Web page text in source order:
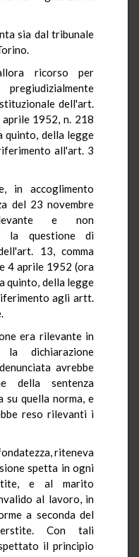
sia dal tribunale
ricorso per
dell'art.
aprile 1952, n. 218
quinto, della legge
all'art. 3
in accoglimento
del 23 novembre
e non
la questione di
13, comma
4 aprile 1952 (ora
quinto, della legge
agli artt.
era rilevante in
dichiarazione
avrebbe
della sentenza
su quella norma, e
reso rilevanti i
riteneva
spetta in ogni
e al marito
al lavoro, in
a seconda del
Con tali
il principio